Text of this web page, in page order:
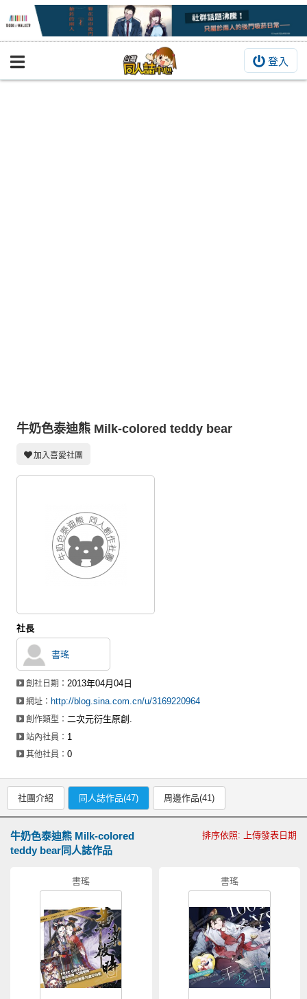
登入
BOOKY書集倉庫
交流中心
攤位轉讓區
會員功能選單
註冊會員
登入
牛奶色泰迪熊 Milk-colored teddy bear
加入喜愛社團
社長
書瑤
創社日期：2013年04月04日
網址： http://blog.sina.com.cn/u/3169220964
創作類型：二次元衍生原創.
站內社員： 1
其他社員：0
社團介紹 同人誌作品(47) 周邊作品(41)
牛奶色泰迪熊 Milk-colored
teddy bear同人誌作品
排序依照: 上傳發表日期
書瑤 書瑤